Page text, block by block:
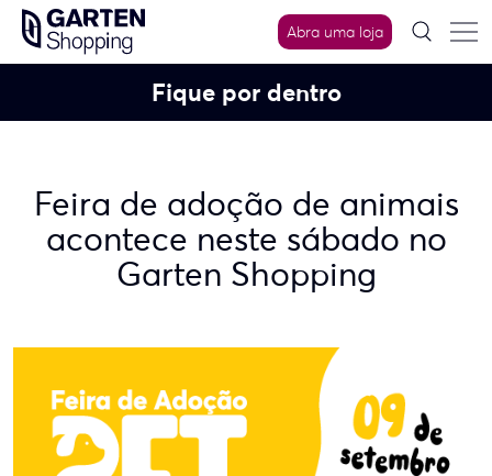
Skip
content
Abra uma loja
Fique por dentro
Feira de adoção de animais
acontece neste sábado no
Garten Shopping